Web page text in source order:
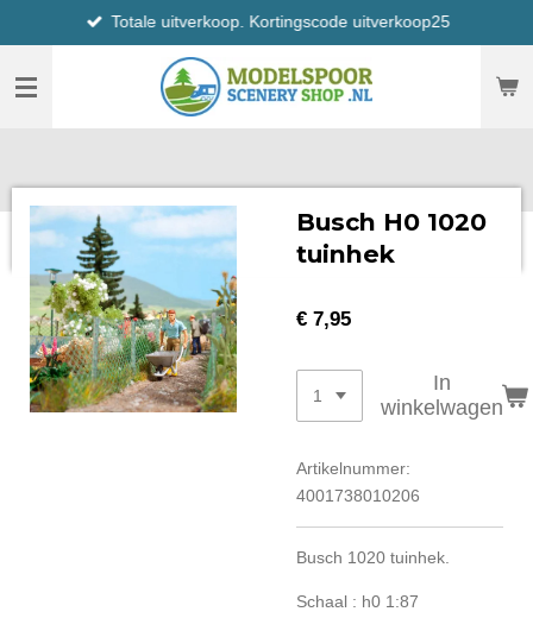
direct
naar
hoofdinhoud
Totale uitverkoop. Kortingscode uitverkoop25
Busch H0 1020
tuinhek
€ 7,95
In
winkelwagen
Artikelnummer:
4001738010206
Busch 1020 tuinhek.
Schaal : h0 1:87